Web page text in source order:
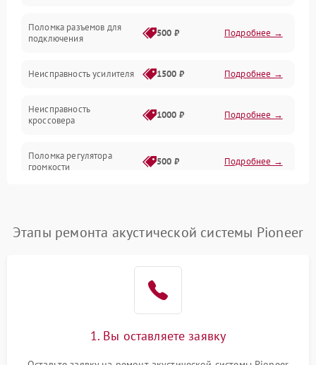
Поломка разъемов для
подключения
500 ₽ Подробнее →
Неисправность усилителя 1500 ₽ Подробнее →
Неисправность
кроссовера
1000 ₽ Подробнее →
Поломка регулятора
громкости
500 ₽ Подробнее →
1000 ₽
Этапы ремонта акустической системы Pioneer
1. Вы оставляете заявку